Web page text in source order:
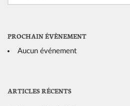
PROCHAIN ÉVÈNEMENT
Aucun événement
ARTICLES RÉCENTS